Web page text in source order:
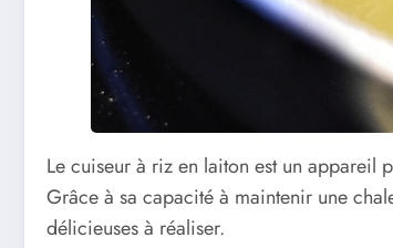
Le cuiseur à riz en laiton est un appareil
Grâce à sa capacité à maintenir une
délicieuses à réaliser.